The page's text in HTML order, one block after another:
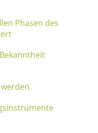
Phasen des